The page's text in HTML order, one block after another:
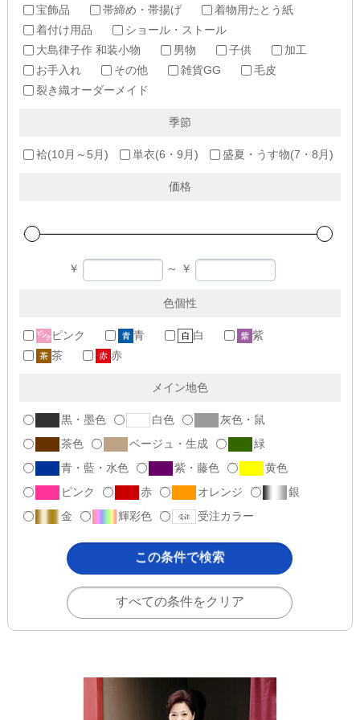
宝飾品
帯締め・帯揚げ
着物用たとう紙
着付け用品
ショール・ストール
大島律子作 和装小物
男物 子供
加工
お手入れ
その他 雑貨GG
毛皮
裂き織オーダーメイド
季節
袷(10月～5月) 単衣(6・9月) 盛夏・うす物(7・8月)
価格
￥ ～ ￥
色個性
ピンク 青 白
紫
茶
赤
メイン地色
黒・墨色 白色
灰色・鼠
茶色
ベージュ・生成
緑
青・藍・水色
紫・藤色
黄色
ピンク
赤 オレンジ
銀
金
輝彩色 受注カラー